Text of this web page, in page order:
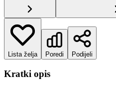
Lista želja Poredi Podijeli
Kratki opis